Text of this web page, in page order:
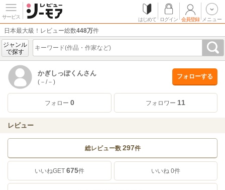
サービス はじめて ログイン 会員登録 メニュー
日本最大級！レビュー総数448万件
ジャンル
で探す
かぎしっぽくんさん
(－/－)
フォローする
フォロー 0 フォロワー 11
レビュー
総レビュー数 297件
いいねGET 675件 いいね 0件